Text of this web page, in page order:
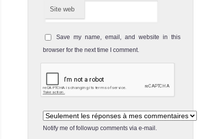
Site web
Save my name, email, and website in this
browser for the next time I comment.
Notify me of followup comments via e-mail.